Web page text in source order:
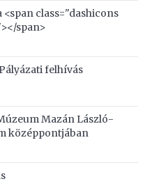
class="dashicons
span>
felhívás
Mazán László-
középpontjában